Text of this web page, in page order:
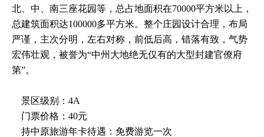
北、中、南三座花园等，总占地面积在70000平方米以上，
总建筑面积达100000多平方米。整个庄园设计合理，布局
严谨，主次分明，左右对称，前低后高，错落有致，气势
宏伟壮观，被誉为“中州大地绝无仅有的大型封建官僚府
第”。
景区级别：4A
门票价格：40元
持中原旅游年卡待遇：免费游览一次